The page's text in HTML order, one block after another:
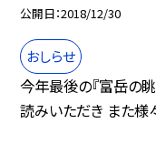
公開日 2018/12/30
おしらせ
今年最後の『富岳の
読みいただき また様